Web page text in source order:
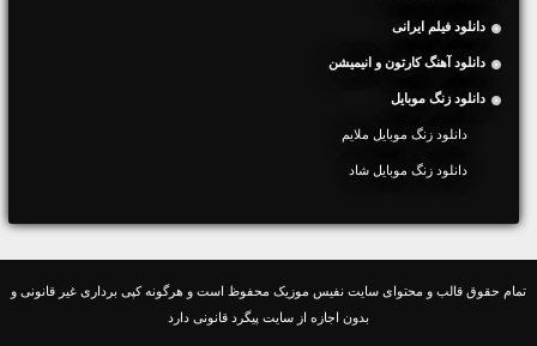
دانلود فیلم ایرانی
دانلود آهنگ کارتون و انیمیشن
دانلود زنگ موبایل
دانلود زنگ موبایل ملایم
دانلود زنگ موبایل شاد
تمام حقوق قالب و محتوای سایت نفیس موزیک محفوظ است و هرگونه کپی برداری غیر قانونی و
بدون اجازه از سایت پیگرد قانونی دارد